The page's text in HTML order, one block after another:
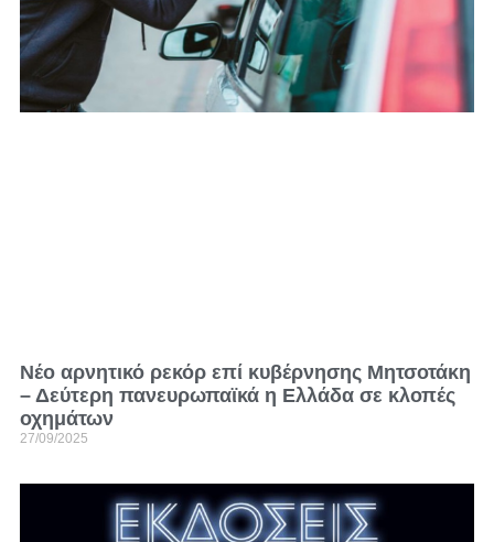
Νέο αρνητικό ρεκόρ επί κυβέρνησης Μητσοτάκη
– Δεύτερη πανευρωπαϊκά η Ελλάδα σε κλοπές
οχημάτων
27/09/2025